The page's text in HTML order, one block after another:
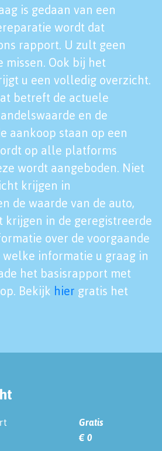
is gedaan van een
wordt dat
rapport. U zult geen
Ook bij het
u een volledig overzicht.
betreft de actuele
en de
aankoop staan op een
op alle platforms
wordt aangeboden. Niet
krijgen in
de waarde van de auto,
krijgen in de geregistreerde
over de voorgaande
informatie u graag in
het basisrapport met
Bekijk hier gratis het
Gratis
€ 0